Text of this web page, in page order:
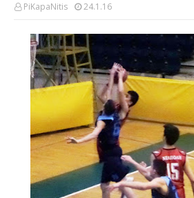
PiKapaNitis 24.1.16